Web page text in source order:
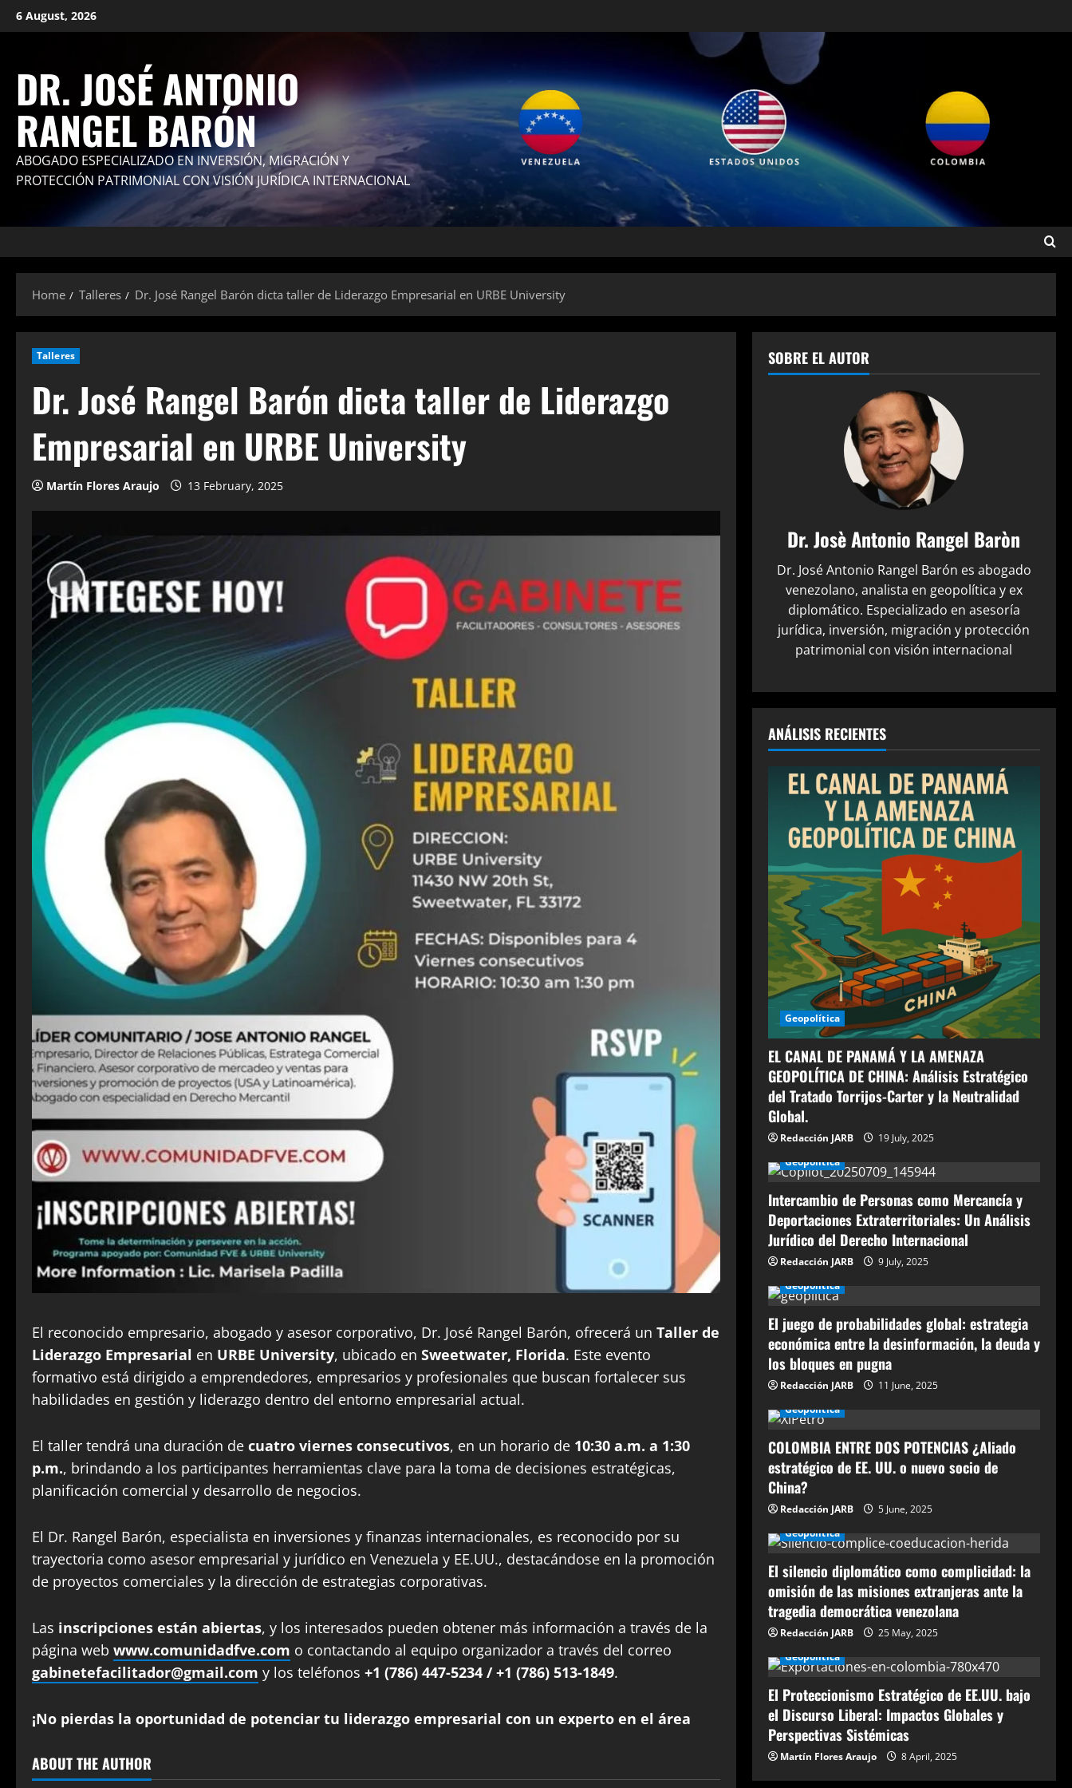
Skip
to
6 August, 2026
DR. JOSÉ ANTONIO
RANGEL BARÓN
ABOGADO ESPECIALIZADO EN INVERSIÓN, MIGRACIÓN Y
PROTECCIÓN PATRIMONIAL CON VISIÓN JURÍDICA INTERNACIONAL
Home Talleres Dr. José Rangel Barón dicta taller de Liderazgo Empresarial en URBE University
Talleres
Dr. José Rangel Barón dicta taller de Liderazgo
Empresarial en URBE University
Martín Flores Araujo 13 February, 2025
El reconocido empresario, abogado y asesor corporativo, Dr. José Rangel Barón, ofrecerá un Taller de
Liderazgo Empresarial en URBE University, ubicado en Sweetwater, Florida. Este evento
formativo está dirigido a emprendedores, empresarios y profesionales que buscan fortalecer sus
habilidades en gestión y liderazgo dentro del entorno empresarial actual.
El taller tendrá una duración de cuatro viernes consecutivos, en un horario de 10:30 a.m. a 1:30
p.m., brindando a los participantes herramientas clave para la toma de decisiones estratégicas,
planificación comercial y desarrollo de negocios.
El Dr. Rangel Barón, especialista en inversiones y finanzas internacionales, es reconocido por su
trayectoria como asesor empresarial y jurídico en Venezuela y EE.UU., destacándose en la promoción
de proyectos comerciales y la dirección de estrategias corporativas.
Las inscripciones están abiertas, y los interesados pueden obtener más información a través de la
página web www.comunidadfve.com o contactando al equipo organizador a través del correo
gabinetefacilitador@gmail.com y los teléfonos +1 (786) 447-5234 / +1 (786) 513-1849.
¡No pierdas la oportunidad de potenciar tu liderazgo empresarial con un experto en el área
ABOUT THE AUTHOR
SOBRE EL AUTOR
Dr. Josè Antonio Rangel Baròn
Dr. José Antonio Rangel Barón es abogado
venezolano, analista en geopolítica y ex
diplomático. Especializado en asesoría
jurídica, inversión, migración y protección
patrimonial con visión internacional
ANÁLISIS RECIENTES
Geopolítica
EL CANAL DE PANAMÁ Y LA AMENAZA
GEOPOLÍTICA DE CHINA: Análisis Estratégico
del Tratado Torrijos-Carter y la Neutralidad
Global.
Redacción JARB
19 July, 2025
Geopolítica
Intercambio de Personas como Mercancía y
Deportaciones Extraterritoriales: Un Análisis
Jurídico del Derecho Internacional
Redacción JARB
9 July, 2025
Geopolítica
El juego de probabilidades global: estrategia
económica entre la desinformación, la deuda y
los bloques en pugna
Redacción JARB
11 June, 2025
Geopolítica
COLOMBIA ENTRE DOS POTENCIAS ¿Aliado
estratégico de EE. UU. o nuevo socio de
China?
Redacción JARB
5 June, 2025
Geopolítica
El silencio diplomático como complicidad: la
omisión de las misiones extranjeras ante la
tragedia democrática venezolana
Redacción JARB
25 May, 2025
Geopolítica
El Proteccionismo Estratégico de EE.UU. bajo
el Discurso Liberal: Impactos Globales y
Perspectivas Sistémicas
Martín Flores Araujo 8 April, 2025